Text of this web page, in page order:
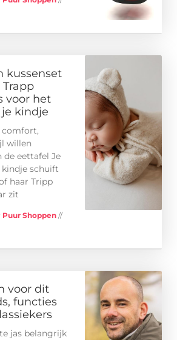
kussenset
voor het
kindje
comfort,
willen
de eettafel Je
schuift
haar Tripp
zit
Puur Shoppen //
voor dit
functies
jas belangrijk